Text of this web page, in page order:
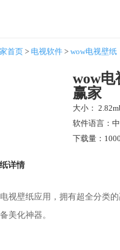
首页> 电视软件 > wow电视壁纸
wow电
赢家
大小：
软件语言：
下载量：
详情
视壁纸应用，拥有超全分类
美化神器。